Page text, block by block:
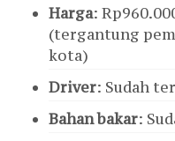
Harga:
(tergantung
kota)
Driver: Sudah
Bahan bakar: